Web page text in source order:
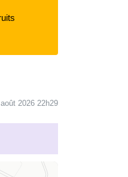
2026 22h29